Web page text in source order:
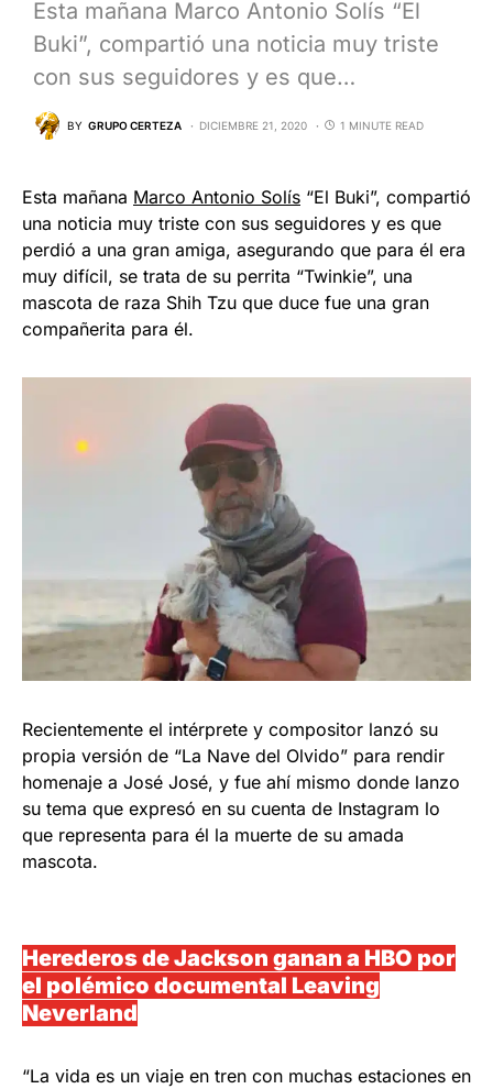
Esta mañana Marco Antonio Solís “El
Buki”, compartió una noticia muy triste
con sus seguidores y es que…
BY GRUPO CERTEZA DICIEMBRE 21, 2020 1 MINUTE READ
Esta mañana Marco Antonio Solís “El Buki”, compartió
una noticia muy triste con sus seguidores y es que
perdió a una gran amiga, asegurando que para él era
muy difícil, se trata de su perrita “Twinkie”, una
mascota de raza Shih Tzu que duce fue una gran
compañerita para él.
Recientemente el intérprete y compositor lanzó su
propia versión de “La Nave del Olvido” para rendir
homenaje a José José, y fue ahí mismo donde lanzo
su tema que expresó en su cuenta de Instagram lo
que representa para él la muerte de su amada
mascota.
Herederos de Jackson ganan a HBO por
el polémico documental Leaving
Neverland
“La vida es un viaje en tren con muchas estaciones en